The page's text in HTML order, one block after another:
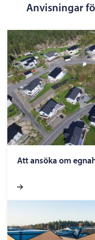
Anvisningar
Att ansöka om